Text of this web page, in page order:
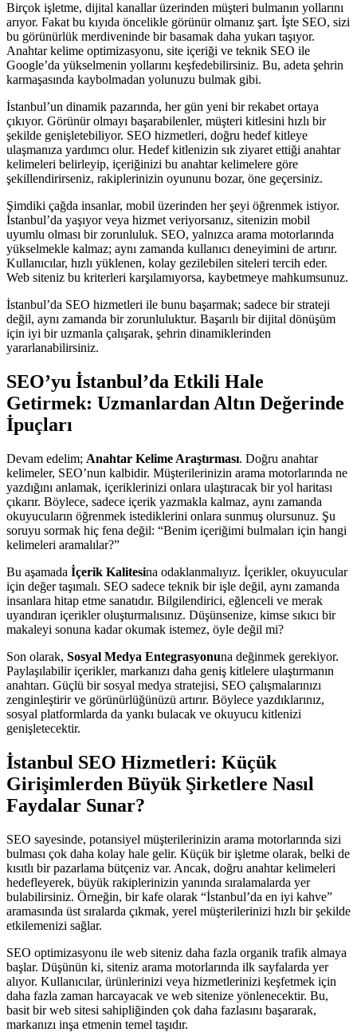
Birçok işletme, dijital kanallar üzerinden müşteri bulmanın yollarını
arıyor. Fakat bu kıyıda öncelikle görünür olmanız şart. İşte SEO, sizi
bu görünürlük merdiveninde bir basamak daha yukarı taşıyor.
Anahtar kelime optimizasyonu, site içeriği ve teknik SEO ile
Google’da yükselmenin yollarını keşfedebilirsiniz. Bu, adeta şehrin
karmaşasında kaybolmadan yolunuzu bulmak gibi.
İstanbul’un dinamik pazarında, her gün yeni bir rekabet ortaya
çıkıyor. Görünür olmayı başarabilenler, müşteri kitlesini hızlı bir
şekilde genişletebiliyor. SEO hizmetleri, doğru hedef kitleye
ulaşmanıza yardımcı olur. Hedef kitlenizin sık ziyaret ettiği anahtar
kelimeleri belirleyip, içeriğinizi bu anahtar kelimelere göre
şekillendirirseniz, rakiplerinizin oyununu bozar, öne geçersiniz.
Şimdiki çağda insanlar, mobil üzerinden her şeyi öğrenmek istiyor.
İstanbul’da yaşıyor veya hizmet veriyorsanız, sitenizin mobil
uyumlu olması bir zorunluluk. SEO, yalnızca arama motorlarında
yükselmekle kalmaz; aynı zamanda kullanıcı deneyimini de artırır.
Kullanıcılar, hızlı yüklenen, kolay gezilebilen siteleri tercih eder.
Web siteniz bu kriterleri karşılamıyorsa, kaybetmeye mahkumsunuz.
İstanbul’da SEO hizmetleri ile bunu başarmak; sadece bir strateji
değil, aynı zamanda bir zorunluluktur. Başarılı bir dijital dönüşüm
için iyi bir uzmanla çalışarak, şehrin dinamiklerinden
yararlanabilirsiniz.
SEO’yu İstanbul’da Etkili Hale
Getirmek: Uzmanlardan Altın Değerinde
İpuçları
Devam edelim; Anahtar Kelime Araştırması. Doğru anahtar
kelimeler, SEO’nun kalbidir. Müşterilerinizin arama motorlarında ne
yazdığını anlamak, içeriklerinizi onlara ulaştıracak bir yol haritası
çıkarır. Böylece, sadece içerik yazmakla kalmaz, aynı zamanda
okuyucuların öğrenmek istediklerini onlara sunmuş olursunuz. Şu
soruyu sormak hiç fena değil: “Benim içeriğimi bulmaları için hangi
kelimeleri aramalılar?”
Bu aşamada İçerik Kalitesina odaklanmalıyız. İçerikler, okuyucular
için değer taşımalı. SEO sadece teknik bir işle değil, aynı zamanda
insanlara hitap etme sanatıdır. Bilgilendirici, eğlenceli ve merak
uyandıran içerikler oluşturmalısınız. Düşünsenize, kimse sıkıcı bir
makaleyi sonuna kadar okumak istemez, öyle değil mi?
Son olarak, Sosyal Medya Entegrasyonuna değinmek gerekiyor.
Paylaşılabilir içerikler, markanızı daha geniş kitlelere ulaştırmanın
anahtarı. Güçlü bir sosyal medya stratejisi, SEO çalışmalarınızı
zenginleştirir ve görünürlüğünüzü artırır. Böylece yazdıklarınız,
sosyal platformlarda da yankı bulacak ve okuyucu kitlenizi
genişletecektir.
İstanbul SEO Hizmetleri: Küçük
Girişimlerden Büyük Şirketlere Nasıl
Faydalar Sunar?
SEO sayesinde, potansiyel müşterilerinizin arama motorlarında sizi
bulması çok daha kolay hale gelir. Küçük bir işletme olarak, belki de
kısıtlı bir pazarlama bütçeniz var. Ancak, doğru anahtar kelimeleri
hedefleyerek, büyük rakiplerinizin yanında sıralamalarda yer
bulabilirsiniz. Örneğin, bir kafe olarak “İstanbul’da en iyi kahve”
aramasında üst sıralarda çıkmak, yerel müşterilerinizi hızlı bir şekilde
etkilemenizi sağlar.
SEO optimizasyonu ile web siteniz daha fazla organik trafik almaya
başlar. Düşünün ki, siteniz arama motorlarında ilk sayfalarda yer
alıyor. Kullanıcılar, ürünlerinizi veya hizmetlerinizi keşfetmek için
daha fazla zaman harcayacak ve web sitenize yönlenecektir. Bu,
basit bir web sitesi sahipliğinden çok daha fazlasını başararak,
markanızı inşa etmenin temel taşıdır.